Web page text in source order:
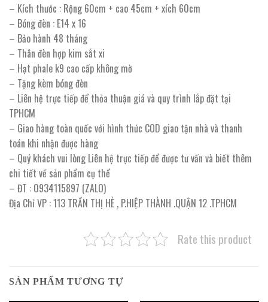
– Kích thước : Rộng 60cm + cao 45cm + xích 60cm
– Bóng đèn : E14 x 16
– Bảo hành 48 tháng
– Thân đèn hợp kim sắt xi
– Hạt phale k9 cao cấp không mờ
– Tặng kèm bóng đèn
– Liên hệ trực tiếp để thỏa thuận giá và quy trình lắp đặt tại
TPHCM
– Giao hàng toàn quốc với hình thức COD giao tận nhà và thanh
toán khi nhận được hàng
– Quý khách vui lòng Liên hệ trực tiếp để được tư vấn và biết thêm
chi tiết về sản phẩm cụ thể
– ĐT : 0934115897 (ZALO)
Địa Chỉ VP : 113 TRẦN THỊ HÈ , P.HIỆP THÀNH .QUẬN 12 .TPHCM
Rate this product
SẢN PHẨM TƯƠNG TỰ